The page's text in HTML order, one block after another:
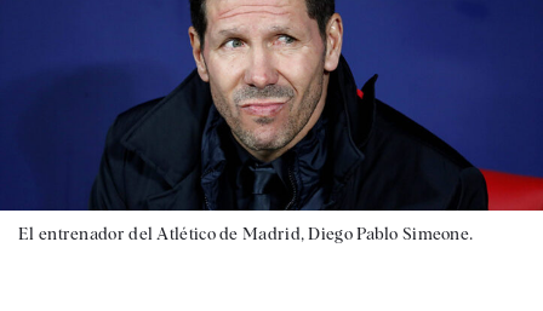
El entrenador del Atlético de Madrid, Diego Pablo Simeone.